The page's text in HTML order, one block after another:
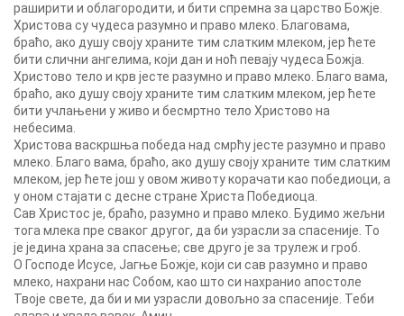
раширити и облагородити, и бити спремна за царство Божје.
Христова су чудеса разумно и право млеко. Благовама,
браћо, ако душу своју храните тим слатким млеком, јер ћете
бити слични ангелима, који дан и ноћ певају чудеса Божја.
Христово тело и крв јесте разумно и право млеко. Благо вама,
браћо, ако душу своју храните тим слатким млеком, јер ћете
бити учлањени у живо и бесмртно тело Христово на
небесима.
Христова васкршња победа над смрћу јесте разумно и право
млеко. Благо вама, браћо, ако душу своју храните тим слатким
млеком, јер ћете још у овом животу корачати као победиоци, а
у оном стајати с десне стране Христа Победиоца.
Сав Христос је, браћо, разумно и право млеко. Будимо жељни
тога млека пре сваког другог, да би узрасли за спасеније. То
је једина храна за спасење; све друго је за трулеж и гроб.
О Господе Исусе, Јагње Божје, који си сав разумно и право
млеко, нахрани нас Собом, као што си нахранио апостоле
Твоје свете, да би и ми узрасли довољно за спасеније. Теби